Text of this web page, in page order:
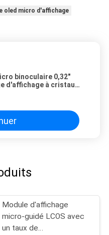
oled micro d'affichage
binoculaire 0,32"
d'affichage à cristaux
Module d'affichage
micro-guidé LCOS avec
un taux de